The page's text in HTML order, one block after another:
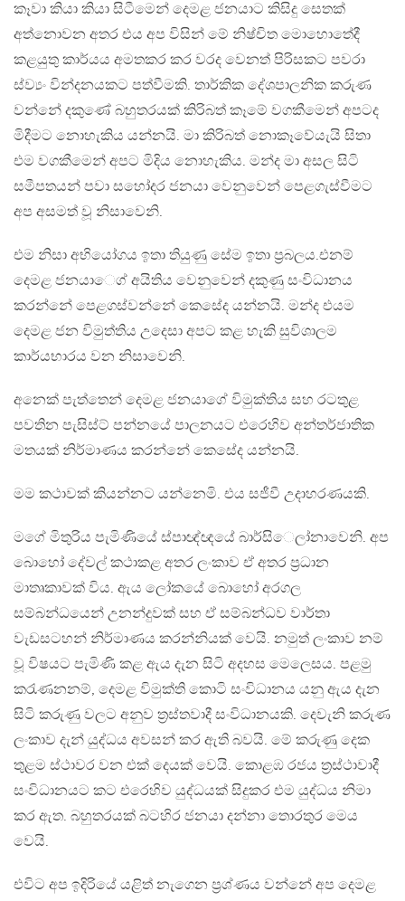
කෑවා කියා කියා සිටීමෙන් දෙමළ ජනයාට කිසිදු සෙතක්
අත්නොවන අතර එය අප විසින් මේ නිෂ්චිත මොහොතේදී
කළයුතු කාර්යය අමතකර කර වරද වෙනත් පිරිසකට පවරා
ස්ව්‍යං වින්දනයකට පත්වීමකි. තාර්කික ​දේශපාලනික කරුණ
වන්නේ දකුණේ බහුතරයක් කිරිබත් කෑමේ වගකීමෙන් අපටද
මිදීමට නොහැකිය යන්නයි. මා කිරිබත් නොකෑවේයැයි සිතා
එම වගකීමෙන් අපට මිදිය නොහැකිය. මන්ද මා අසල සිටි
සමීපතයන් පවා සහෝදර ජනයා වෙනුවෙන් පෙළගැස්වීමට
අප අසමත් වූ නිසාවෙනි.
එම නිසා අභියෝගය ඉතා තියුණු සේම ඉතා ප්‍රබලය.එනම්
දෙමළ ජනයා​ෙග් අයිතිය වෙනුවෙන් දකුණු සංවිධානය
කරන්නේ පෙළගස්වන්නේ කෙසේද යන්නයි. මන්ද එයම
දෙමළ ජන විමුත්තිය උදෙසා අපට කළ හැකි සුවිශාලම
කාර්යභාරය වන නිසාවෙනි.
අනෙක් පැත්තෙන් දෙමළ ජනයාගේ විමුක්තිය සහ රටතුළ
පවතින පැසිස්ට් පන්නයේ පාලනයට එරෙහිව අන්තර්ජාතික
මතයක් නිර්මාණය කරන්නේ කෙසේද යන්නයි.
මම කථාවක් කියන්නට යන්නෙමි. එය සජීවී උදාහරණයකි.
මගේ මිතුරිය පැමිණියේ ස්පාඥ්ඥයේ බාර්සි​ෙලා්නාවෙනි. අප
බොහෝ දේවල් කථාකළ අතර ලංකාව ඒ අතර ප්‍රධාන
මාතෘකාවක් විය. ඇය ලෝකයේ බොහෝ අරගල
සම්බන්ධයෙන් උනන්දුවක් සහ ඒ සම්බන්ධව වාර්තා
වැඩසටහන් නිර්මාණය කරන්නියක් වෙයි. නමුත් ලංකාව නම්
වූ විෂයට පැමිණි කළ ඇය දැන සිටි අදහස මෙලෙසය. පළමු
කරැණනනම්, දෙමළ විමුක්ති කොටි සංවිධානය යනු ඇය දැන
සිටි කරුණු වලට අනුව ත්‍රස්තවාදී සංවිධානයකි. දෙවැනි කරුණ
ලංකාව දැන් යුද්ධය අවසන් කර ඇති බවයි. මේ කරුණු දෙක
තුළම ස්ථාවර වන එක් දෙයක් වෙයි. කොළඹ රජය ත්‍රස්ථාවාදී
සංවිධානයට කට එරෙහිව යුද්ධයක් සිදුකර එම යුද්ධය නිමා
කර ඇත. බහුතරයක් බටහිර ජනයා දන්නා තොරතුර මෙය
වෙයි.
එවිට අප ඉදිරියේ යළිත් නැගෙන ප්‍රශ්ණය වන්නේ අප දෙමළ